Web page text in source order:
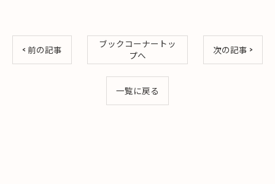
< 前の記事
ブックコーナートッ
プへ
次の記事 >
一覧に戻る